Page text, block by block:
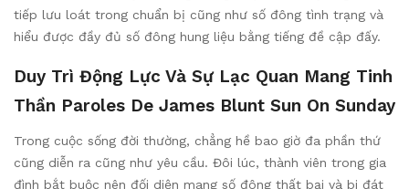
tiếp lưu loát trong chuẩn bị cũng như số đông tình trạng và
hiểu được đầy đủ số đông hung liệu bằng tiếng đề cập đấy.
Duy Trì Động Lực Và Sự Lạc Quan Mang Tinh
Thần Paroles De James Blunt Sun On Sunday
Trong cuộc sống đời thường, chẳng hề bao giờ đa phần thứ
cũng diễn ra cũng như yêu cầu. Đôi lúc, thành viên trong gia
đình bắt buộc nên đối diện mang số đông thất bại và bi đát